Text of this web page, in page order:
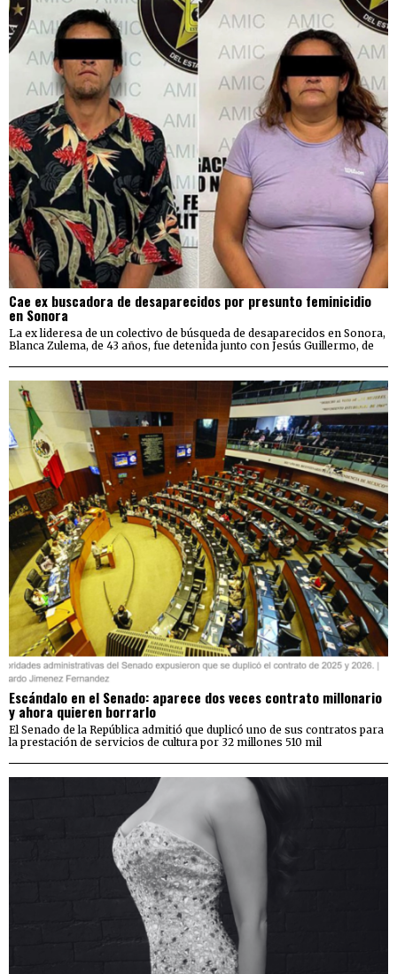
Cae ex buscadora de desaparecidos por presunto feminicidio
en Sonora
La ex lideresa de un colectivo de búsqueda de desaparecidos en Sonora,
Blanca Zulema, de 43 años, fue detenida junto con Jesús Guillermo, de
Escándalo en el Senado: aparece dos veces contrato millonario
y ahora quieren borrarlo
El Senado de la República admitió que duplicó uno de sus contratos para
la prestación de servicios de cultura por 32 millones 510 mil